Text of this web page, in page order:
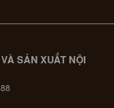
SẢN XUẤT NỘI